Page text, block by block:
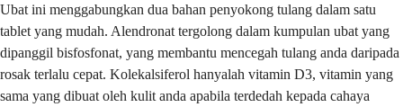
Ubat ini menggabungkan dua bahan penyokong tulang dalam satu
tablet yang mudah. Alendronat tergolong dalam kumpulan ubat yang
dipanggil bisfosfonat, yang membantu mencegah tulang anda daripada
rosak terlalu cepat. Kolekalsiferol hanyalah vitamin D3, vitamin yang
sama yang dibuat oleh kulit anda apabila terdedah kepada cahaya